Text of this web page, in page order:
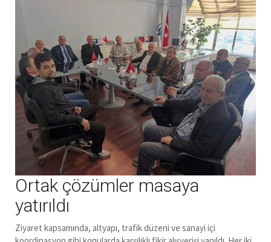
Ortak çözümler masaya
yatırıldı
Ziyaret kapsamında, altyapı, trafik düzeni ve sanayi içi